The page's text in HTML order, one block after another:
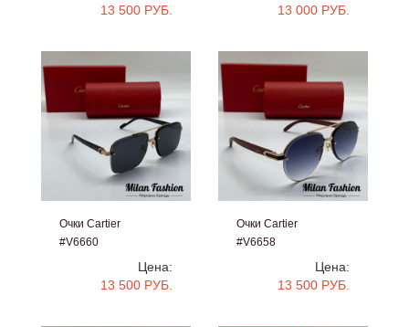
13 500 РУБ.
13 000 РУБ.
Очки Cartier
#V6660
Цена:
13 500 РУБ.
Очки Cartier
#V6658
Цена:
13 500 РУБ.